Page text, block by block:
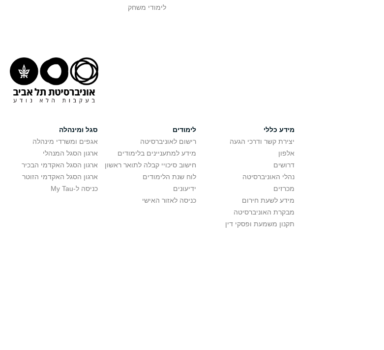
לימודי משחק
מידע כללי
יצירת קשר ודרכי הגעה
אלפון
דרושים
נהלי האוניברסיטה
מכרזים
מידע לשעת חירום
מבקרת האוניברסיטה
תקנון משמעת ופסקי דין
לימודים
רישום לאוניברסיטה
מידע למתעניינים בלימודים
חישוב סיכויי קבלה לתואר ראשון
לוח שנת הלימודים
ידיעונים
כניסה לאזור האישי
סגל ומינהלה
אגפים ומשרדי מינהלה
ארגון הסגל המנהלי
ארגון הסגל האקדמי הבכיר
ארגון הסגל האקדמי הזוטר
כניסה ל-My Tau